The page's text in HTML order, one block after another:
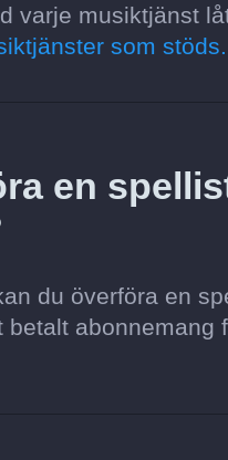
varje musiktjänst
som stöds.
en
du överföra en